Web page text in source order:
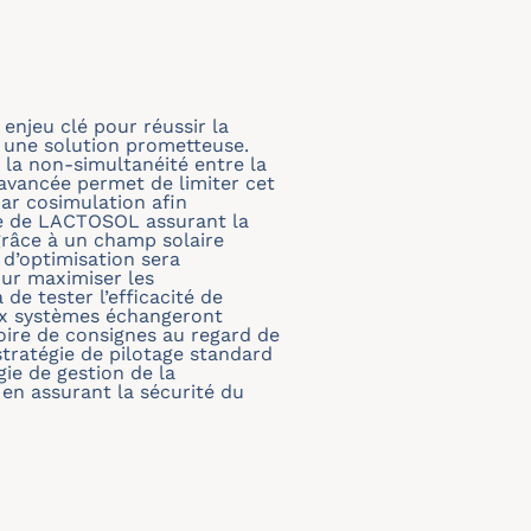
clé pour réussir la
solution prometteuse.
non-simultanéité entre la
permet de limiter cet
cosimulation afin
LACTOSOL assurant la
à un champ solaire
sera
maximiser les
tester l’efficacité de
systèmes échangeront
de consignes au regard de
de pilotage standard
de gestion de la
assurant la sécurité du